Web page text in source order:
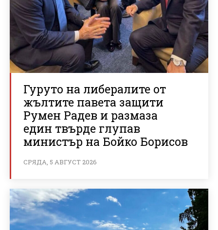
Гуруто на либералите от
жълтите павета защити
Румен Радев и размаза
един твърде глупав
министър на Бойко Борисов
СРЯДА, 5 АВГУСТ 2026